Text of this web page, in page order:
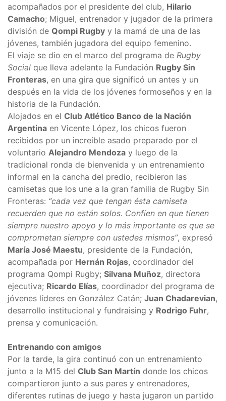
acompañados por el presidente del club, Hilario
Camacho; Miguel, entrenador y jugador de la primera
división de Qompi Rugby y la mamá de una de las
jóvenes, también jugadora del equipo femenino.
El viaje se dio en el marco del programa de Rugby
Social que lleva adelante la Fundación Rugby Sin
Fronteras, en una gira que significó un antes y un
después en la vida de los jóvenes formoseños y en la
historia de la Fundación.
Alojados en el Club Atlético Banco de la Nación
Argentina en Vicente López, los chicos fueron
recibidos por un increíble asado preparado por el
voluntario Alejandro Mendoza y luego de la
tradicional ronda de bienvenida y un entrenamiento
informal en la cancha del predio, recibieron las
camisetas que los une a la gran familia de Rugby Sin
Fronteras: “cada vez que tengan ésta camiseta
recuerden que no están solos. Confíen en que tienen
siempre nuestro apoyo y lo más importante es que se
comprometan siempre con ustedes mismos”, expresó
María José Maestu, presidente de la Fundación,
acompañada por Hernán Rojas, coordinador del
programa Qompi Rugby; Silvana Muñoz, directora
ejecutiva; Ricardo Elías, coordinador del programa de
jóvenes líderes en González Catán; Juan Chadarevian,
desarrollo institucional y fundraising y Rodrigo Fuhr,
prensa y comunicación.
Entrenando con amigos
Por la tarde, la gira continuó con un entrenamiento
junto a la M15 del Club San Martín donde los chicos
compartieron junto a sus pares y entrenadores,
diferentes rutinas de juego y hasta jugaron un partido